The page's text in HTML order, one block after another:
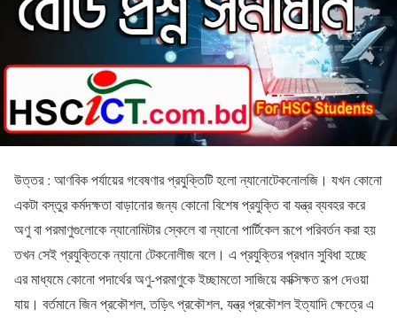
উত্তর : আণবিক পর্যায়ের গবেষণার প্রযুক্তিটি হলো ন্যানোটেকনোলজি। যখন কোনো
একটা বস্তুর কর্মদক্ষতা বাড়ানোর জন্য কোনো বিশেষ প্রযুক্তি বা যন্ত্র ব্যবহর করে
অণু বা পরমাণুগুলোকে ন্যানোমিটার স্কেলে বা ন্যানো পার্টিকেল রূপে পরিবর্তন করা হয়
তখন সেই প্রযুক্তিকে ন্যানো টেকনোলীজ বলে। এ প্রযুক্তির প্রধান সুবিধা হচ্ছে
এর মাধ্যমে কোনো পদার্থের অণু-পরমাণুকে ইচ্ছামতো সাজিয়ে কাক্সিক্ষত রূপ দেওয়া
যায়। বর্তমানে জিন প্রকৌশল, তড়িৎ প্রকৌশল, যন্ত্র প্রকৌশল ইত্যাদি ক্ষেত্রে এ